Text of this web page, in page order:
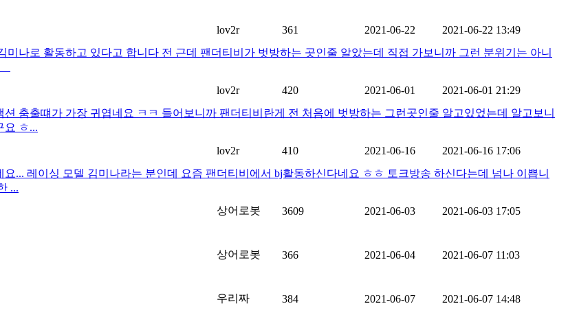
lov2r 361 2021-06-22
2021-06-22 13:49
나로 활동하고 있다고 합니다 전 근데 팬더티비가 벗방하는 곳인줄 알았는데 직접 가보니까 그런 분위기는 아니
lov2r 420 2021-06-01
2021-06-01 21:29
춤출떄가 가장 귀엽네요 ㅋㅋ 들어보니까 팬더티비란게 전 처음에 벗방하는 그런곳인줄 알고있었는데 알고보니
요 ㅎ...
lov2r 410 2021-06-16
2021-06-16 17:06
... 레이싱 모델 김미나라는 분인데 요즘 팬더티비에서 bj활동하신다네요 ㅎㅎ 토크방송 하신다는데 넘나 이쁩니
...
상어로봇 3609 2021-06-03 2021-06-03 17:05
상어로봇 366 2021-06-04 2021-06-07 11:03
우리짜 384 2021-06-07 2021-06-07 14:48